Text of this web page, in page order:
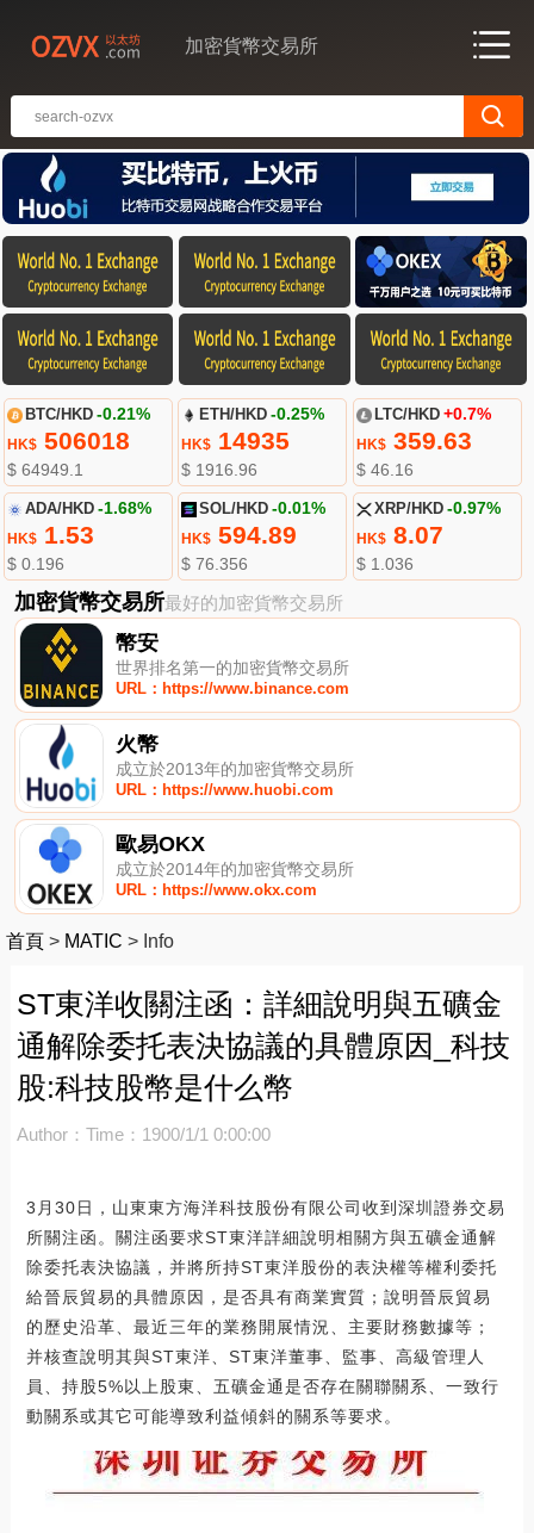
加密貨幣交易所
BTC/HKD -0.21%
HK$506018
$ 64949.1
ETH/HKD -0.25%
HK$ 14935
$ 1916.96
LTC/HKD +0.7%
HK$359.63
$ 46.16
ADA/HKD -1.68%
HK$1.53
$ 0.196
SOL/HKD -0.01%
HK$ 594.89
$ 76.356
XRP/HKD -0.97%
HK$8.07
$ 1.036
加密貨幣交易所最好的加密貨幣交易所
幣安
世界排名第一的加密貨幣交易所
URL：https://www.binance.com
火幣
成立於2013年的加密貨幣交易所
URL：https://www.huobi.com
歐易OKX
成立於2014年的加密貨幣交易所
URL：https://www.okx.com
首頁 > MATIC > Info
ST東洋收關注函：詳細說明與五礦金
通解除委托表決協議的具體原因_科技
股:科技股幣是什么幣
Author： Time：1900/1/1 0:00:00
3月30日，山東東方海洋科技股份有限公司收到深圳證券交易
所關注函。關注函要求ST東洋詳細說明相關方與五礦金通解
除委托表決協議，并將所持ST東洋股份的表決權等權利委托
給晉辰貿易的具體原因，是否具有商業實質；說明晉辰貿易
的歷史沿革、最近三年的業務開展情況、主要財務數據等；
并核查說明其與ST東洋、ST東洋董事、監事、高級管理人
員、持股5%以上股東、五礦金通是否存在關聯關系、一致行
動關系或其它可能導致利益傾斜的關系等要求。